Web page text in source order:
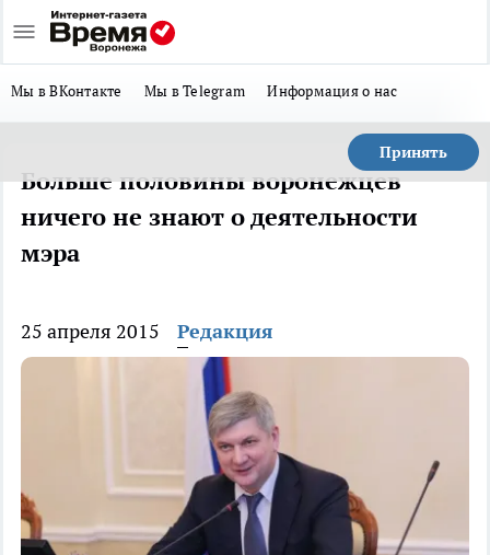
Мы в ВКонтакте Мы в Telegram Информация о нас
Принять
Больше половины воронежцев
ничего не знают о деятельности
мэра
25 апреля 2015 Редакция